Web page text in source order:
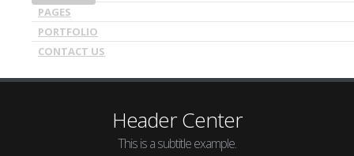
PAGES
PORTFOLIO
CONTACT US
Header Center
This is a subtitle example.